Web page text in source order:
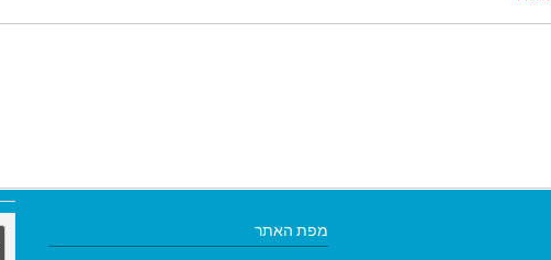
מפת האתר